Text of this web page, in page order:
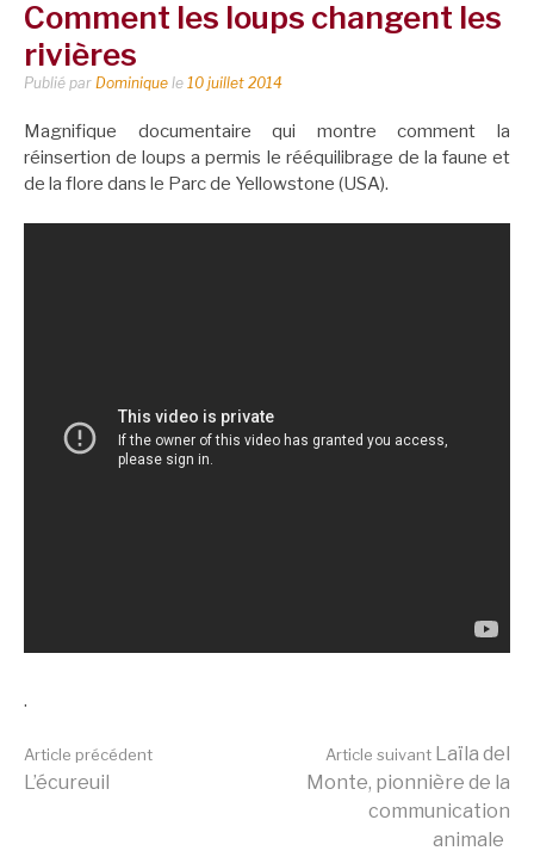
Comment les loups changent les
rivières
Publié par Dominique le 10 juillet 2014
Magnifique documentaire qui montre comment la
réinsertion de loups a permis le rééquilibrage de la faune et
de la flore dans le Parc de Yellowstone (USA).
.
Lire
Article précédent
L’écureuil
Article suivant Laïla del
Monte, pionnière de la
communication
animale